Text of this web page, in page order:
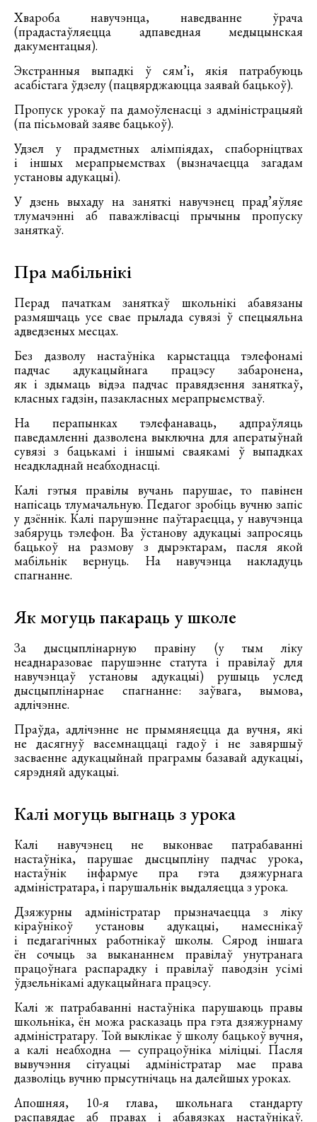
Хвароба навучэнца, наведванне ўрача
(прадастаўляецца адпаведная медыцынская
дакументацыя).
Экстранныя выпадкі ў сям’і, якія патрабуюць
асабістага ўдзелу (пацвярджаюцца заявай бацькоў).
Пропуск урокаў па дамоўленасці з адміністрацыяй
(па пісьмовай заяве бацькоў).
Удзел у прадметных алімпіядах, спаборніцтвах
і іншых мерапрыемствах (вызначаецца загадам
установы адукацыі).
У дзень выхаду на заняткі навучэнец прад’яўляе
тлумачэнні аб паважлівасці прычыны пропуску
заняткаў.
Пра мабільнікі
Перад пачаткам заняткаў школьнікі абавязаны
размяшчаць усе свае прылада сувязі ў спецыяльна
адведзеных месцах.
Без дазволу настаўніка карыстацца тэлефонамі
падчас адукацыйнага працэсу забаронена,
як і здымаць відэа падчас правядзення заняткаў,
класных гадзін, пазакласных мерапрыемстваў.
На перапынках тэлефанаваць, адпраўляць
паведамленні дазволена выключна для аператыўнай
сувязі з бацькамі і іншымі сваякамі ў выпадках
неадкладнай неабходнасці.
Калі гэтыя правілы вучань парушае, то павінен
напісаць тлумачальную. Педагог зробіць вучню запіс
у дзённік. Калі парушэнне паўтараецца, у навучэнца
забяруць тэлефон. Ва ўстанову адукацыі запросяць
бацькоў на размову з дырэктарам, пасля якой
мабільнік вернуць. На навучэнца накладуць
спагнанне.
Як могуць пакараць у школе
За дысцыплінарную правіну (у тым ліку
неаднаразовае парушэнне статута і правілаў для
навучэнцаў установы адукацыі) рушыць услед
дысцыплінарнае спагнанне: заўвага, вымова,
адлічэнне.
Праўда, адлічэнне не прымяняецца да вучня, які
не дасягнуў васемнаццаці гадоў і не завяршыў
засваенне адукацыйнай праграмы базавай адукацыі,
сярэдняй адукацыі.
Калі могуць выгнаць з урока
Калі навучэнец не выконвае патрабаванні
настаўніка, парушае дысцыпліну падчас урока,
настаўнік інфармуе пра гэта дзяжурнага
адміністратара, і парушальнік выдаляецца з урока.
Дзяжурны адміністратар прызначаецца з ліку
кіраўнікоў установы адукацыі, намеснікаў
і педагагічных работнікаў школы. Сярод іншага
ён сочыць за выкананнем правілаў унутранага
працоўнага распарадку і правілаў паводзін усімі
ўдзельнікамі адукацыйнага працэсу.
Калі ж патрабаванні настаўніка парушаюць правы
школьніка, ён можа расказаць пра гэта дзяжурнаму
адміністратару. Той выклікае ў школу бацькоў вучня,
а калі неабходна — супрацоўніка міліцыі. Пасля
вывучэння сітуацыі адміністратар мае права
дазволіць вучню прысутнічаць на далейшых уроках.
Апошняя, 10-я глава, школьнага стандарту
распавядае аб правах і абавязках настаўнікаў.